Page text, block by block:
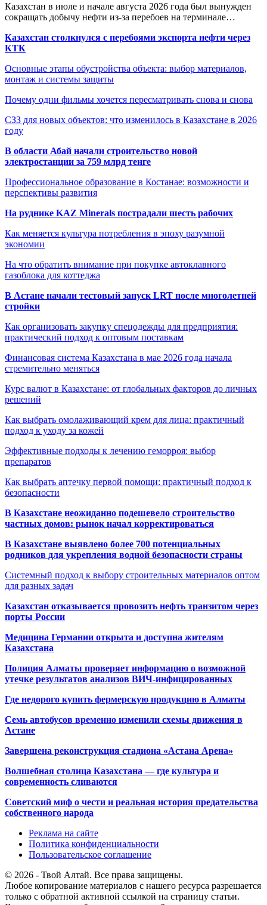
Казахстан в июле и начале августа 2026 года был вынужден
сокращать добычу нефти из-за перебоев на терминале…
Казахстан столкнулся с перебоями экспорта нефти через
КТК
Основные этапы обустройства объекта: выбор материалов,
монтаж и системы защиты
Почему одни фильмы хочется пересматривать снова и снова
СЗЗ для новых объектов: что изменилось в Казахстане в 2026
году
В области Абай начали строительство новой
электростанции за 759 млрд тенге
Профессиональное образование в Костанае: возможности и
перспективы развития
На руднике KAZ Minerals пострадали шесть рабочих
Как меняется культура потребления в эпоху разумной
экономии
На что обратить внимание при покупке автоклавного
газоблока для коттеджа
В Астане начали тестовый запуск LRT после многолетней
стройки
Как организовать закупку спецодежды для предприятия:
практический подход к оптовым поставкам
Финансовая система Казахстана в мае 2026 года начала
стремительно меняться
Курс валют в Казахстане: от глобальных факторов до личных
решений
Как выбрать омолаживающий крем для лица: практичный
подход к уходу за кожей
Эффективные подходы к лечению геморроя: выбор
препаратов
Как выбрать аптечку первой помощи: практичный подход к
безопасности
В Казахстане неожиданно подешевело строительство
частных домов: рынок начал корректироваться
В Казахстане выявлено более 700 потенциальных
родников для укрепления водной безопасности страны
Системный подход к выбору строительных материалов оптом
для разных задач
Казахстан отказывается провозить нефть транзитом через
порты России
Медицина Германии открыта и доступна жителям
Казахстана
Полиция Алматы проверяет информацию о возможной
утечке результатов анализов ВИЧ-инфицированных
Где недорого купить фермерскую продукцию в Алматы
Семь автобусов временно изменили схемы движения в
Астане
Завершена реконструкция стадиона «Астана Арена»
Волшебная столица Казахстана — где культура и
современность сливаются
Советский миф о чести и реальная история предательства
собственного народа
Реклама на сайте
Политика конфиденциальности
Пользовательское соглашение
© 2026 - Твой Алтай. Все права защищены.
Любое копирование материалов с нашего ресурса разрешается
только с обратной активной ссылкой на страницу статьи.